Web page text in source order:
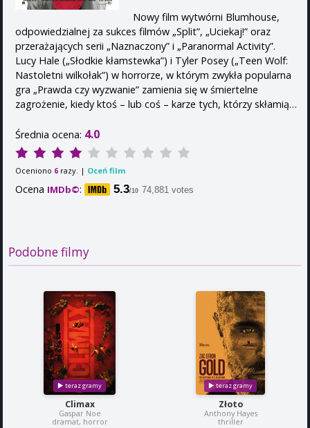
Nowy film wytwórni Blumhouse,
odpowiedzialnej za sukces filmów „Split”, „Uciekaj!” oraz
przerażających serii „Naznaczony” i „Paranormal Activity”.
Lucy Hale („Słodkie kłamstewka”) i Tyler Posey („Teen Wolf:
Nastoletni wilkołak”) w horrorze, w którym zwykła popularna
gra „Prawda czy wyzwanie” zamienia się w śmiertelne
zagrożenie, kiedy ktoś – lub coś – karze tych, którzy skłamią…
Średnia ocena: 4.0
Oceniono 6 razy. | Oceń film
Ocena IMDb©: 5.3/10 74,881 votes
Podobne filmy
Climax
Gaspar Noe
dramat, horror
Złoto
Anthony Hayes
thriller